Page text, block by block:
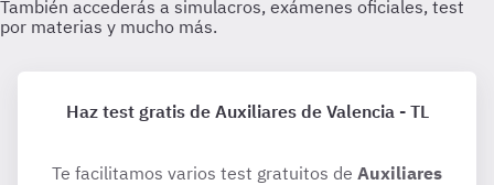
Haz test gratis de Auxiliares de Valencia - TL
Te facilitamos varios test gratuitos de Auxiliares